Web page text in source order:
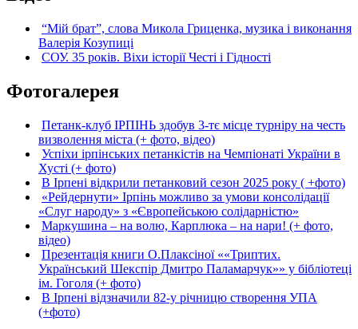
“Мій брат”, слова Микола Гриценка, музика і виконання
Валерія Козупиці
СОУ. 35 років. Віхи історії Честі і Гідності
Фотогалерея
Петанк-клуб ІРПІНЬ здобув 3-тє місце турніру на честь
визволення міста (+ фото, відео)
Успіхи ірпінських петанкістів на Чемпіонаті України в
Хусті (+ фото)
В Ірпені відкрили петанковий сезон 2025 року ( +фото)
«Рейдернути» Ірпінь можливо за умови консолідації
«Слуг народу» з «Європейською солідарністю»
Маркушина – на волю, Карплюка – на нари! (+ фото,
відео)
Презентація книги О.Плаксіної ««Триптих.
Український Шекспір Дмитро Паламарчук»» у бібліотеці
ім. Гоголя (+ фото)
В Ірпені відзначили 82-у річницю створення УПА
(+фото)